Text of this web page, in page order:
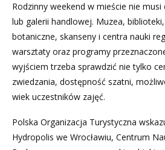
Rodzinny weekend w mieście nie
lub galerii handlowej. Muzea,
botaniczne, skanseny i centra nauki
warsztaty oraz programy
wyjściem trzeba sprawdzić nie tylko
zwiedzania, dostępność szatni,
wiek uczestników zajęć.
Polska Organizacja Turystyczna
Hydropolis we Wrocławiu, Centrum